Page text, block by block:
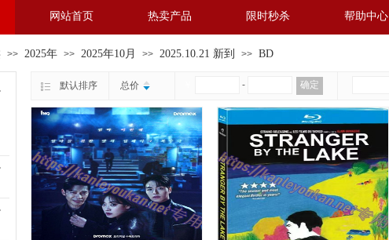
网站首页 热卖产品 限时秒杀 帮助中心
>> 2025年 >> 2025年10月 >> 2025.10.21 新到 >> BD
默认排序 总价 - 确定